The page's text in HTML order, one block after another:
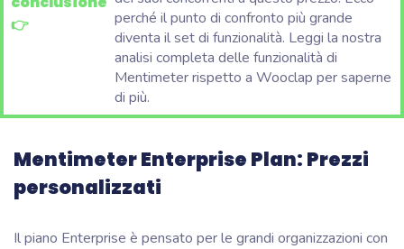
👉
perché il punto di confronto più grande
diventa il set di funzionalità. Leggi la nostra
analisi completa delle funzionalità di
Mentimeter rispetto a Wooclap per saperne
di più.
Mentimeter Enterprise Plan: Prezzi
personalizzati
Il piano Enterprise è pensato per le grandi organizzazioni con